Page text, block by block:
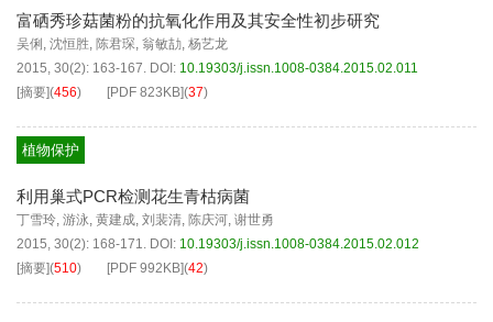
富硒秀珍菇菌粉的抗氧化作用及其安全性初步研究
吴俐 , 沈恒胜, 陈君琛, 翁敏劼, 杨艺龙
2015, 30(2): 163-167. DOI: 10.19303/j.issn.1008-0384.2015.02.011
[摘要](456) [PDF 823KB](37)
植物保护
利用巢式PCR检测花生青枯病菌
丁雪玲, 游泳, 黄建成, 刘裴清, 陈庆河, 谢世勇
2015, 30(2): 168-171. DOI: 10.19303/j.issn.1008-0384.2015.02.012
[摘要](510) [PDF 992KB](42)